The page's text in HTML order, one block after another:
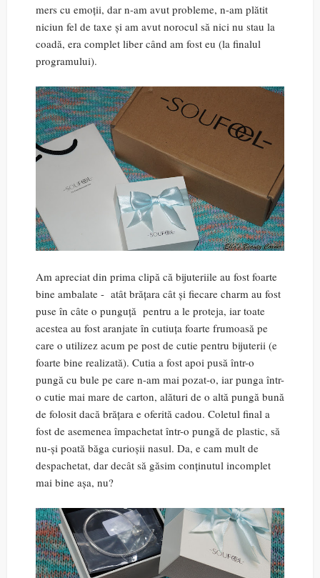
mers cu emoții, dar n-am avut probleme, n-am plătit
niciun fel de taxe și am avut norocul să nici nu stau la
coadă, era complet liber când am fost eu (la finalul
programului).
Am apreciat din prima clipă că bijuteriile au fost foarte
bine ambalate - atât brățara cât și fiecare charm au fost
puse în câte o punguță pentru a le proteja, iar toate
acestea au fost aranjate în cutiuța foarte frumoasă pe
care o utilizez acum pe post de cutie pentru bijuterii (e
foarte bine realizată). Cutia a fost apoi pusă într-o
pungă cu bule pe care n-am mai pozat-o, iar punga într-
o cutie mai mare de carton, alături de o altă pungă bună
de folosit dacă brățara e oferită cadou. Coletul final a
fost de asemenea împachetat într-o pungă de plastic, să
nu-și poată băga curioșii nasul. Da, e cam mult de
despachetat, dar decât să găsim conținutul incomplet
mai bine așa, nu?